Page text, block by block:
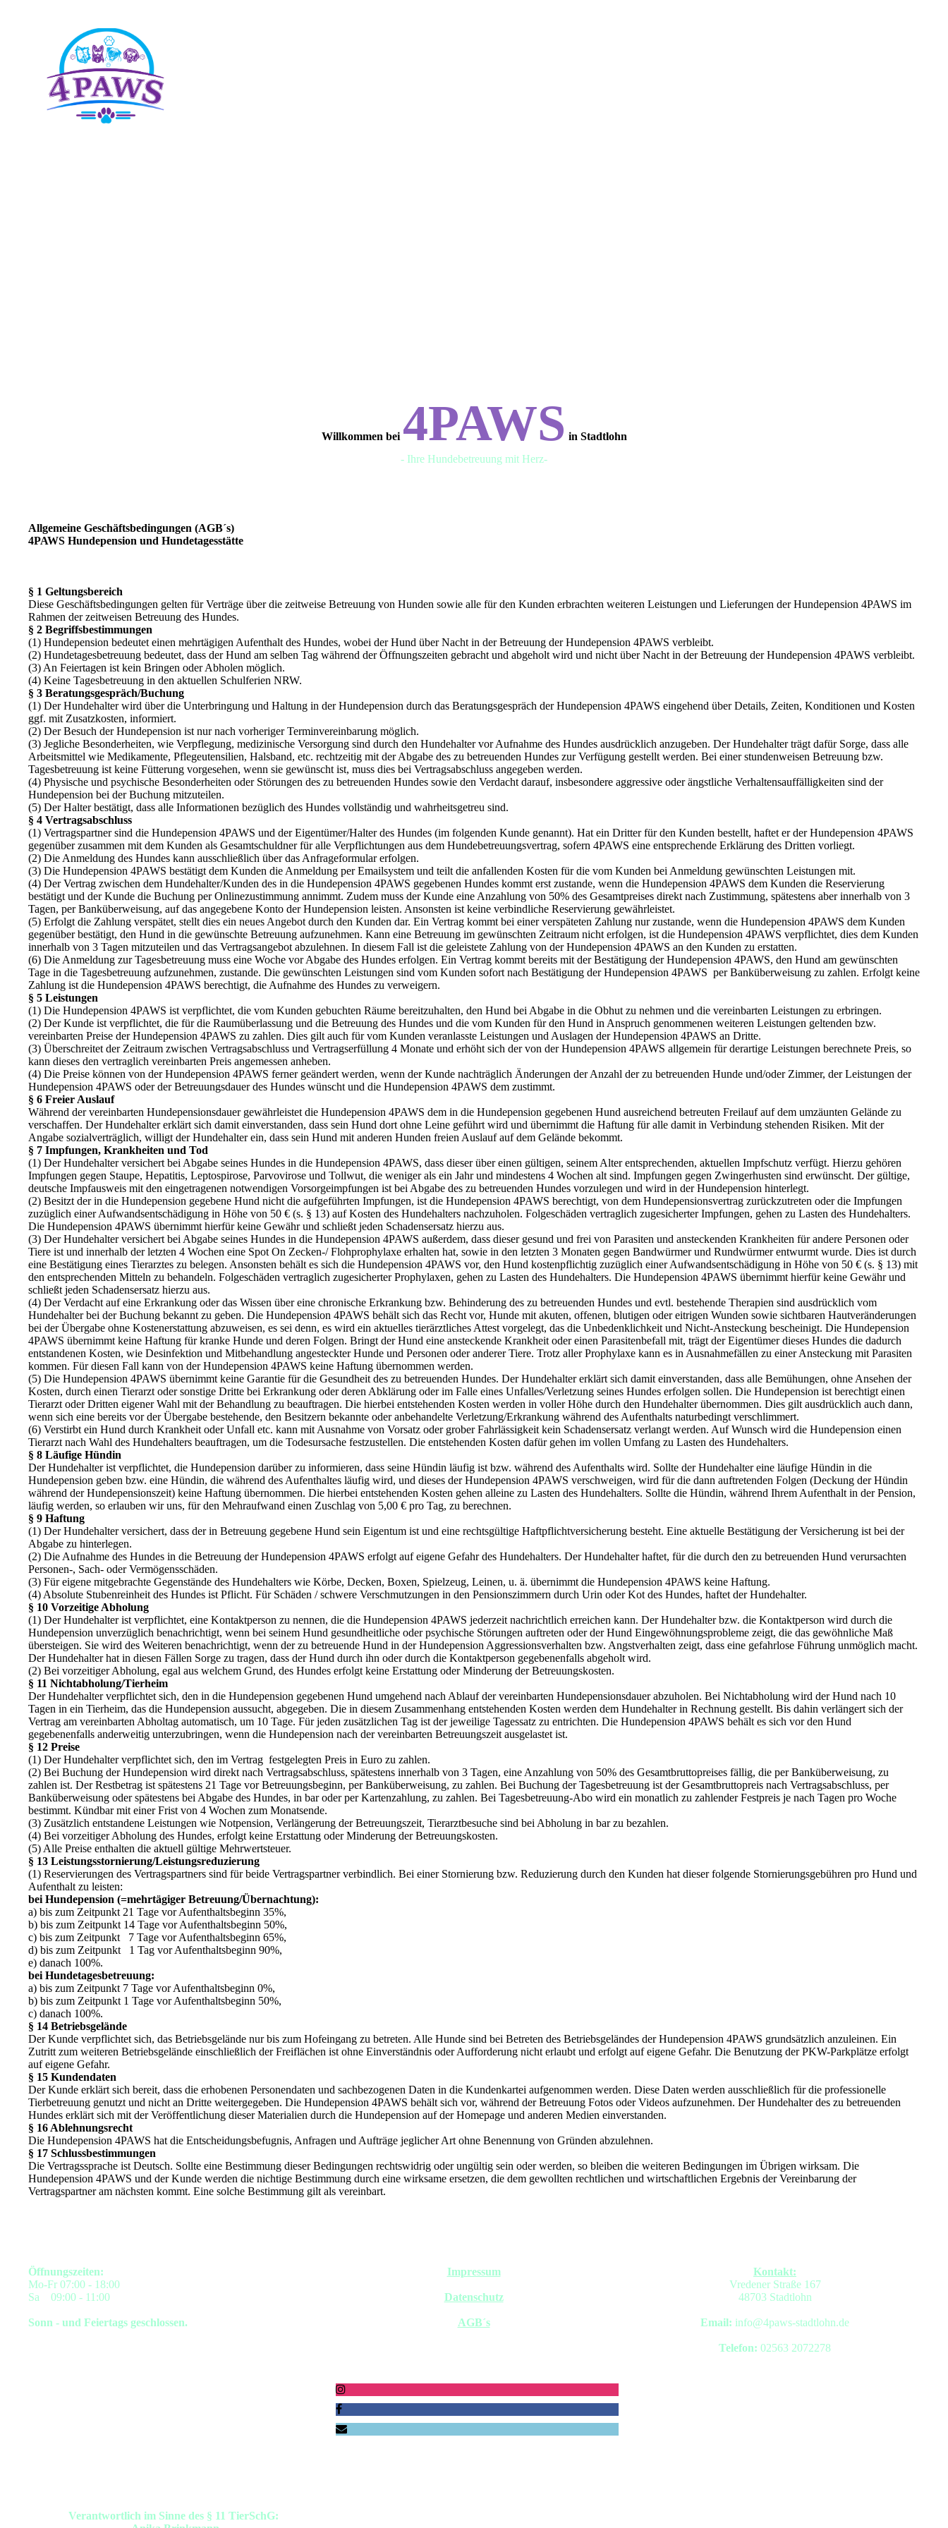
Willkommen bei 4PAWS in Stadtlohn
- Ihre Hundebetreuung mit Herz-
Allgemeine Geschäftsbedingungen (AGB´s)
4PAWS Hundepension und Hundetagesstätte
§ 1 Geltungsbereich
Diese Geschäftsbedingungen gelten für Verträge über die zeitweise Betreuung von Hunden sowie alle für den Kunden erbrachten weiteren Leistungen und Lieferungen der Hundepension 4PAWS im
Rahmen der zeitweisen Betreuung des Hundes.
§ 2 Begriffsbestimmungen
(1) Hundepension bedeutet einen mehrtägigen Aufenthalt des Hundes, wobei der Hund über Nacht in der Betreuung der Hundepension 4PAWS verbleibt.
(2) Hundetagesbetreuung bedeutet, dass der Hund am selben Tag während der Öffnungszeiten gebracht und abgeholt wird und nicht über Nacht in der Betreuung der Hundepension 4PAWS verbleibt.
(3) An Feiertagen ist kein Bringen oder Abholen möglich.
(4) Keine Tagesbetreuung in den aktuellen Schulferien NRW.
§ 3 Beratungsgespräch/Buchung
(1) Der Hundehalter wird über die Unterbringung und Haltung in der Hundepension durch das Beratungsgespräch der Hundepension 4PAWS eingehend über Details, Zeiten, Konditionen und Kosten
ggf. mit Zusatzkosten, informiert.
(2) Der Besuch der Hundepension ist nur nach vorheriger Terminvereinbarung möglich.
(3) Jegliche Besonderheiten, wie Verpflegung, medizinische Versorgung sind durch den Hundehalter vor Aufnahme des Hundes ausdrücklich anzugeben. Der Hundehalter trägt dafür Sorge, dass alle
Arbeitsmittel wie Medikamente, Pflegeutensilien, Halsband, etc. rechtzeitig mit der Abgabe des zu betreuenden Hundes zur Verfügung gestellt werden. Bei einer stundenweisen Betreuung bzw.
Tagesbetreuung ist keine Fütterung vorgesehen, wenn sie gewünscht ist, muss dies bei Vertragsabschluss angegeben werden.
(4) Physische und psychische Besonderheiten oder Störungen des zu betreuenden Hundes sowie den Verdacht darauf, insbesondere aggressive oder ängstliche Verhaltensauffälligkeiten sind der
Hundepension bei der Buchung mitzuteilen.
(5) Der Halter bestätigt, dass alle Informationen bezüglich des Hundes vollständig und wahrheitsgetreu sind.
§ 4 Vertragsabschluss
(1) Vertragspartner sind die Hundepension 4PAWS und der Eigentümer/Halter des Hundes (im folgenden Kunde genannt). Hat ein Dritter für den Kunden bestellt, haftet er der Hundepension 4PAWS
gegenüber zusammen mit dem Kunden als Gesamtschuldner für alle Verpflichtungen aus dem Hundebetreuungsvertrag, sofern 4PAWS eine entsprechende Erklärung des Dritten vorliegt.
(2) Die Anmeldung des Hundes kann ausschließlich über das Anfrageformular erfolgen.
(3) Die Hundepension 4PAWS bestätigt dem Kunden die Anmeldung per Emailsystem und teilt die anfallenden Kosten für die vom Kunden bei Anmeldung gewünschten Leistungen mit.
(4) Der Vertrag zwischen dem Hundehalter/Kunden des in die Hundepension 4PAWS gegebenen Hundes kommt erst zustande, wenn die Hundepension 4PAWS dem Kunden die Reservierung
bestätigt und der Kunde die Buchung per Onlinezustimmung annimmt. Zudem muss der Kunde eine Anzahlung von 50% des Gesamtpreises direkt nach Zustimmung, spätestens aber innerhalb von 3
Tagen, per Banküberweisung, auf das angegebene Konto der Hundepension leisten. Ansonsten ist keine verbindliche Reservierung gewährleistet.
(5) Erfolgt die Zahlung verspätet, stellt dies ein neues Angebot durch den Kunden dar. Ein Vertrag kommt bei einer verspäteten Zahlung nur zustande, wenn die Hundepension 4PAWS dem Kunden
gegenüber bestätigt, den Hund in die gewünschte Betreuung aufzunehmen. Kann eine Betreuung im gewünschten Zeitraum nicht erfolgen, ist die Hundepension 4PAWS verpflichtet, dies dem Kunden
innerhalb von 3 Tagen mitzuteilen und das Vertragsangebot abzulehnen. In diesem Fall ist die geleistete Zahlung von der Hundepension 4PAWS an den Kunden zu erstatten.
(6) Die Anmeldung zur Tagesbetreuung muss eine Woche vor Abgabe des Hundes erfolgen. Ein Vertrag kommt bereits mit der Bestätigung der Hundepension 4PAWS, den Hund am gewünschten
Tage in die Tagesbetreuung aufzunehmen, zustande. Die gewünschten Leistungen sind vom Kunden sofort nach Bestätigung der Hundepension 4PAWS per Banküberweisung zu zahlen. Erfolgt keine
Zahlung ist die Hundepension 4PAWS berechtigt, die Aufnahme des Hundes zu verweigern.
§ 5 Leistungen
(1) Die Hundepension 4PAWS ist verpflichtet, die vom Kunden gebuchten Räume bereitzuhalten, den Hund bei Abgabe in die Obhut zu nehmen und die vereinbarten Leistungen zu erbringen.
(2) Der Kunde ist verpflichtet, die für die Raumüberlassung und die Betreuung des Hundes und die vom Kunden für den Hund in Anspruch genommenen weiteren Leistungen geltenden bzw.
vereinbarten Preise der Hundepension 4PAWS zu zahlen. Dies gilt auch für vom Kunden veranlasste Leistungen und Auslagen der Hundepension 4PAWS an Dritte.
(3) Überschreitet der Zeitraum zwischen Vertragsabschluss und Vertragserfüllung 4 Monate und erhöht sich der von der Hundepension 4PAWS allgemein für derartige Leistungen berechnete Preis, so
kann dieses den vertraglich vereinbarten Preis angemessen anheben.
(4) Die Preise können von der Hundepension 4PAWS ferner geändert werden, wenn der Kunde nachträglich Änderungen der Anzahl der zu betreuenden Hunde und/oder Zimmer, der Leistungen der
Hundepension 4PAWS oder der Betreuungsdauer des Hundes wünscht und die Hundepension 4PAWS dem zustimmt.
§ 6 Freier Auslauf
Während der vereinbarten Hundepensionsdauer gewährleistet die Hundepension 4PAWS dem in die Hundepension gegebenen Hund ausreichend betreuten Freilauf auf dem umzäunten Gelände zu
verschaffen. Der Hundehalter erklärt sich damit einverstanden, dass sein Hund dort ohne Leine geführt wird und übernimmt die Haftung für alle damit in Verbindung stehenden Risiken. Mit der
Angabe sozialverträglich, willigt der Hundehalter ein, dass sein Hund mit anderen Hunden freien Auslauf auf dem Gelände bekommt.
§ 7 Impfungen, Krankheiten und Tod
(1) Der Hundehalter versichert bei Abgabe seines Hundes in die Hundepension 4PAWS, dass dieser über einen gültigen, seinem Alter entsprechenden, aktuellen Impfschutz verfügt. Hierzu gehören
Impfungen gegen Staupe, Hepatitis, Leptospirose, Parvovirose und Tollwut, die weniger als ein Jahr und mindestens 4 Wochen alt sind. Impfungen gegen Zwingerhusten sind erwünscht. Der gültige,
deutsche Impfausweis mit den eingetragenen notwendigen Vorsorgeimpfungen ist bei Abgabe des zu betreuenden Hundes vorzulegen und wird in der Hundepension hinterlegt.
(2) Besitzt der in die Hundepension gegebene Hund nicht die aufgeführten Impfungen, ist die Hundepension 4PAWS berechtigt, von dem Hundepensionsvertrag zurückzutreten oder die Impfungen
zuzüglich einer Aufwandsentschädigung in Höhe von 50 € (s. § 13) auf Kosten des Hundehalters nachzuholen. Folgeschäden vertraglich zugesicherter Impfungen, gehen zu Lasten des Hundehalters.
Die Hundepension 4PAWS übernimmt hierfür keine Gewähr und schließt jeden Schadensersatz hierzu aus.
(3) Der Hundehalter versichert bei Abgabe seines Hundes in die Hundepension 4PAWS außerdem, dass dieser gesund und frei von Parasiten und ansteckenden Krankheiten für andere Personen oder
Tiere ist und innerhalb der letzten 4 Wochen eine Spot On Zecken-/ Flohprophylaxe erhalten hat, sowie in den letzten 3 Monaten gegen Bandwürmer und Rundwürmer entwurmt wurde. Dies ist durch
eine Bestätigung eines Tierarztes zu belegen. Ansonsten behält es sich die Hundepension 4PAWS vor, den Hund kostenpflichtig zuzüglich einer Aufwandsentschädigung in Höhe von 50 € (s. § 13) mit
den entsprechenden Mitteln zu behandeln. Folgeschäden vertraglich zugesicherter Prophylaxen, gehen zu Lasten des Hundehalters. Die Hundepension 4PAWS übernimmt hierfür keine Gewähr und
schließt jeden Schadensersatz hierzu aus.
(4) Der Verdacht auf eine Erkrankung oder das Wissen über eine chronische Erkrankung bzw. Behinderung des zu betreuenden Hundes und evtl. bestehende Therapien sind ausdrücklich vom
Hundehalter bei der Buchung bekannt zu geben. Die Hundepension 4PAWS behält sich das Recht vor, Hunde mit akuten, offenen, blutigen oder eitrigen Wunden sowie sichtbaren Hautveränderungen
bei der Übergabe ohne Kostenerstattung abzuweisen, es sei denn, es wird ein aktuelles tierärztliches Attest vorgelegt, das die Unbedenklichkeit und Nicht-Ansteckung bescheinigt. Die Hundepension
4PAWS übernimmt keine Haftung für kranke Hunde und deren Folgen. Bringt der Hund eine ansteckende Krankheit oder einen Parasitenbefall mit, trägt der Eigentümer dieses Hundes die dadurch
entstandenen Kosten, wie Desinfektion und Mitbehandlung angesteckter Hunde und Personen oder anderer Tiere. Trotz aller Prophylaxe kann es in Ausnahmefällen zu einer Ansteckung mit Parasiten
kommen. Für diesen Fall kann von der Hundepension 4PAWS keine Haftung übernommen werden.
(5) Die Hundepension 4PAWS übernimmt keine Garantie für die Gesundheit des zu betreuenden Hundes. Der Hundehalter erklärt sich damit einverstanden, dass alle Bemühungen, ohne Ansehen der
Kosten, durch einen Tierarzt oder sonstige Dritte bei Erkrankung oder deren Abklärung oder im Falle eines Unfalles/Verletzung seines Hundes erfolgen sollen. Die Hundepension ist berechtigt einen
Tierarzt oder Dritten eigener Wahl mit der Behandlung zu beauftragen. Die hierbei entstehenden Kosten werden in voller Höhe durch den Hundehalter übernommen. Dies gilt ausdrücklich auch dann,
wenn sich eine bereits vor der Übergabe bestehende, den Besitzern bekannte oder anbehandelte Verletzung/Erkrankung während des Aufenthalts naturbedingt verschlimmert.
(6) Verstirbt ein Hund durch Krankheit oder Unfall etc. kann mit Ausnahme von Vorsatz oder grober Fahrlässigkeit kein Schadensersatz verlangt werden. Auf Wunsch wird die Hundepension einen
Tierarzt nach Wahl des Hundehalters beauftragen, um die Todesursache festzustellen. Die entstehenden Kosten dafür gehen im vollen Umfang zu Lasten des Hundehalters.
§ 8 Läufige Hündin
Der Hundehalter ist verpflichtet, die Hundepension darüber zu informieren, dass seine Hündin läufig ist bzw. während des Aufenthalts wird. Sollte der Hundehalter eine läufige Hündin in die
Hundepension geben bzw. eine Hündin, die während des Aufenthaltes läufig wird, und dieses der Hundepension 4PAWS verschweigen, wird für die dann auftretenden Folgen (Deckung der Hündin
während der Hundepensionszeit) keine Haftung übernommen. Die hierbei entstehenden Kosten gehen alleine zu Lasten des Hundehalters. Sollte die Hündin, während Ihrem Aufenthalt in der Pension,
läufig werden, so erlauben wir uns, für den Mehraufwand einen Zuschlag von 5,00 € pro Tag, zu berechnen.
§ 9 Haftung
(1) Der Hundehalter versichert, dass der in Betreuung gegebene Hund sein Eigentum ist und eine rechtsgültige Haftpflichtversicherung besteht. Eine aktuelle Bestätigung der Versicherung ist bei der
Abgabe zu hinterlegen.
(2) Die Aufnahme des Hundes in die Betreuung der Hundepension 4PAWS erfolgt auf eigene Gefahr des Hundehalters. Der Hundehalter haftet, für die durch den zu betreuenden Hund verursachten
Personen-, Sach- oder Vermögensschäden.
(3) Für eigene mitgebrachte Gegenstände des Hundehalters wie Körbe, Decken, Boxen, Spielzeug, Leinen, u. ä. übernimmt die Hundepension 4PAWS keine Haftung.
(4) Absolute Stubenreinheit des Hundes ist Pflicht. Für Schäden / schwere Verschmutzungen in den Pensionszimmern durch Urin oder Kot des Hundes, haftet der Hundehalter.
§ 10 Vorzeitige Abholung
(1) Der Hundehalter ist verpflichtet, eine Kontaktperson zu nennen, die die Hundepension 4PAWS jederzeit nachrichtlich erreichen kann. Der Hundehalter bzw. die Kontaktperson wird durch die
Hundepension unverzüglich benachrichtigt, wenn bei seinem Hund gesundheitliche oder psychische Störungen auftreten oder der Hund Eingewöhnungsprobleme zeigt, die das gewöhnliche Maß
übersteigen. Sie wird des Weiteren benachrichtigt, wenn der zu betreuende Hund in der Hundepension Aggressionsverhalten bzw. Angstverhalten zeigt, dass eine gefahrlose Führung unmöglich macht.
Der Hundehalter hat in diesen Fällen Sorge zu tragen, dass der Hund durch ihn oder durch die Kontaktperson gegebenenfalls abgeholt wird.
(2) Bei vorzeitiger Abholung, egal aus welchem Grund, des Hundes erfolgt keine Erstattung oder Minderung der Betreuungskosten.
§ 11 Nichtabholung/Tierheim
Der Hundehalter verpflichtet sich, den in die Hundepension gegebenen Hund umgehend nach Ablauf der vereinbarten Hundepensionsdauer abzuholen. Bei Nichtabholung wird der Hund nach 10
Tagen in ein Tierheim, das die Hundepension aussucht, abgegeben. Die in diesem Zusammenhang entstehenden Kosten werden dem Hundehalter in Rechnung gestellt. Bis dahin verlängert sich der
Vertrag am vereinbarten Abholtag automatisch, um 10 Tage. Für jeden zusätzlichen Tag ist der jeweilige Tagessatz zu entrichten. Die Hundepension 4PAWS behält es sich vor den Hund
gegebenenfalls anderweitig unterzubringen, wenn die Hundepension nach der vereinbarten Betreuungszeit ausgelastet ist.
§ 12 Preise
(1) Der Hundehalter verpflichtet sich, den im Vertrag festgelegten Preis in Euro zu zahlen.
(2) Bei Buchung der Hundepension wird direkt nach Vertragsabschluss, spätestens innerhalb von 3 Tagen, eine Anzahlung von 50% des Gesamtbruttopreises fällig, die per Banküberweisung, zu
zahlen ist. Der Restbetrag ist spätestens 21 Tage vor Betreuungsbeginn, per Banküberweisung, zu zahlen. Bei Buchung der Tagesbetreuung ist der Gesamtbruttopreis nach Vertragsabschluss, per
Banküberweisung oder spätestens bei Abgabe des Hundes, in bar oder per Kartenzahlung, zu zahlen. Bei Tagesbetreuung-Abo wird ein monatlich zu zahlender Festpreis je nach Tagen pro Woche
bestimmt. Kündbar mit einer Frist von 4 Wochen zum Monatsende.
(3) Zusätzlich entstandene Leistungen wie Notpension, Verlängerung der Betreuungszeit, Tierarztbesuche sind bei Abholung in bar zu bezahlen.
(4) Bei vorzeitiger Abholung des Hundes, erfolgt keine Erstattung oder Minderung der Betreuungskosten.
(5) Alle Preise enthalten die aktuell gültige Mehrwertsteuer.
§ 13 Leistungsstornierung/Leistungsreduzierung
(1) Reservierungen des Vertragspartners sind für beide Vertragspartner verbindlich. Bei einer Stornierung bzw. Reduzierung durch den Kunden hat dieser folgende Stornierungsgebühren pro Hund und
Aufenthalt zu leisten:
bei Hundepension (=mehrtägiger Betreuung/Übernachtung):
a) bis zum Zeitpunkt 21 Tage vor Aufenthaltsbeginn 35%,
b) bis zum Zeitpunkt 14 Tage vor Aufenthaltsbeginn 50%,
c) bis zum Zeitpunkt 7 Tage vor Aufenthaltsbeginn 65%,
d) bis zum Zeitpunkt 1 Tag vor Aufenthaltsbeginn 90%,
e) danach 100%.
bei Hundetagesbetreuung:
a) bis zum Zeitpunkt 7 Tage vor Aufenthaltsbeginn 0%,
b) bis zum Zeitpunkt 1 Tage vor Aufenthaltsbeginn 50%,
c) danach 100%.
§ 14 Betriebsgelände
Der Kunde verpflichtet sich, das Betriebsgelände nur bis zum Hofeingang zu betreten. Alle Hunde sind bei Betreten des Betriebsgeländes der Hundepension 4PAWS grundsätzlich anzuleinen. Ein
Zutritt zum weiteren Betriebsgelände einschließlich der Freiflächen ist ohne Einverständnis oder Aufforderung nicht erlaubt und erfolgt auf eigene Gefahr. Die Benutzung der PKW-Parkplätze erfolgt
auf eigene Gefahr.
§ 15 Kundendaten
Der Kunde erklärt sich bereit, dass die erhobenen Personendaten und sachbezogenen Daten in die Kundenkartei aufgenommen werden. Diese Daten werden ausschließlich für die professionelle
Tierbetreuung genutzt und nicht an Dritte weitergegeben. Die Hundepension 4PAWS behält sich vor, während der Betreuung Fotos oder Videos aufzunehmen. Der Hundehalter des zu betreuenden
Hundes erklärt sich mit der Veröffentlichung dieser Materialien durch die Hundepension auf der Homepage und anderen Medien einverstanden.
§ 16 Ablehnungsrecht
Die Hundepension 4PAWS hat die Entscheidungsbefugnis, Anfragen und Aufträge jeglicher Art ohne Benennung von Gründen abzulehnen.
§ 17 Schlussbestimmungen
Die Vertragssprache ist Deutsch. Sollte eine Bestimmung dieser Bedingungen rechtswidrig oder ungültig sein oder werden, so bleiben die weiteren Bedingungen im Übrigen wirksam. Die
Hundepension 4PAWS und der Kunde werden die nichtige Bestimmung durch eine wirksame ersetzen, die dem gewollten rechtlichen und wirtschaftlichen Ergebnis der Vereinbarung der
Vertragspartner am nächsten kommt. Eine solche Bestimmung gilt als vereinbart.
Öffnungszeiten:
Mo-Fr 07:00 - 18:00
Sa 09:00 - 11:00
Sonn - und Feiertags geschlossen.
Impressum
Datenschutz
AGB´s
Kontakt:
Vredener Straße 167
48703 Stadtlohn
Email: info@4paws-stadtlohn.de
Telefon: 02563 2072278
Verantwortlich im Sinne des § 11 TierSchG: